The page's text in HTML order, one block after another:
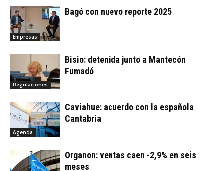
Empresas
Bagó con nuevo reporte 2025
Regulaciones
Bisio: detenida junto a Mantecón
Fumadó
Agenda
Caviahue: acuerdo con la española
Cantabria
Organon: ventas caen -2,9% en seis
meses